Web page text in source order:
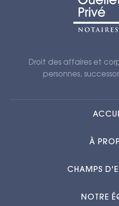
Droit des affaires et
personnes,
À
CHAMPS
NOTRE